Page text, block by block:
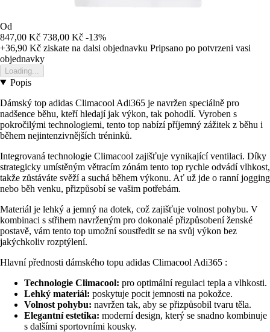
Od
847,00 Kč 738,00 Kč -13%
+36,90 Kč ziskate na dalsi objednavku Pripsano po potvrzeni vasi
objednavky
Loading...
Popis
Dámský top adidas Climacool Adi365 je navržen speciálně pro
nadšence běhu, kteří hledají jak výkon, tak pohodlí. Vyroben s
pokročilými technologiemi, tento top nabízí příjemný zážitek z běhu i
během nejintenzivnějších tréninků.
Integrovaná technologie Climacool zajišťuje vynikající ventilaci. Díky
strategicky umístěným větracím zónám tento top rychle odvádí vlhkost,
takže zůstáváte svěží a suchá během výkonu. Ať už jde o ranní jogging
nebo běh venku, přizpůsobí se vašim potřebám.
Materiál je lehký a jemný na dotek, což zajišťuje volnost pohybu. V
kombinaci s střihem navrženým pro dokonalé přizpůsobení ženské
postavě, vám tento top umožní soustředit se na svůj výkon bez
jakýchkoliv rozptýlení.
Hlavní přednosti dámského topu adidas Climacool Adi365 :
Technologie Climacool: pro optimální regulaci tepla a vlhkosti.
Lehký materiál: poskytuje pocit jemnosti na pokožce.
Volnost pohybu: navržen tak, aby se přizpůsobil tvaru těla.
Elegantní estetika: moderní design, který se snadno kombinuje
s dalšími sportovními kousky.